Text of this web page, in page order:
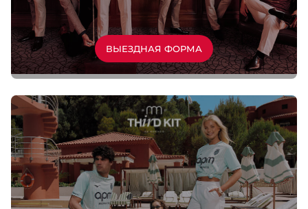
ВЫЕЗДНАЯ ФОРМА